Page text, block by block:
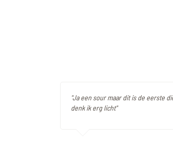
"Ja een sour maar dit is de eerste
denk ik erg licht"